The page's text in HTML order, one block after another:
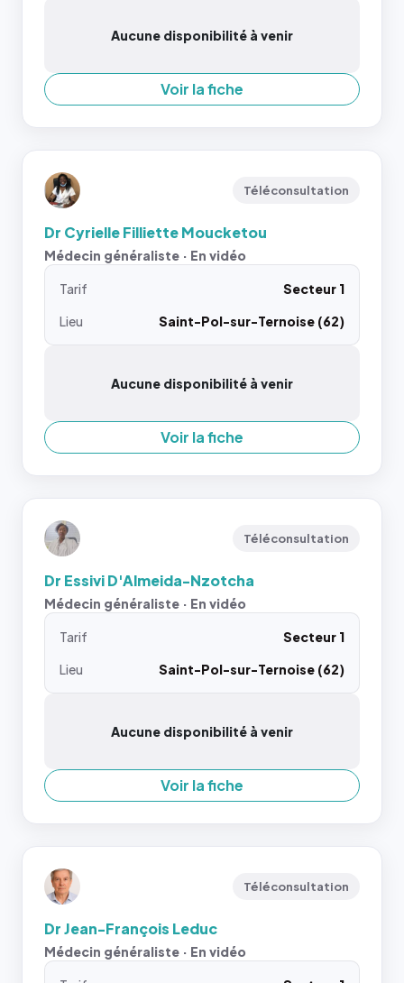
Aucune disponibilité à venir
Voir la fiche
Téléconsultation
Dr Cyrielle Filliette Moucketou
Médecin généraliste · En vidéo
Tarif
Secteur 1
Lieu
Saint-Pol-sur-Ternoise (62)
Aucune disponibilité à venir
Voir la fiche
Téléconsultation
Dr Essivi D'Almeida-Nzotcha
Médecin généraliste · En vidéo
Tarif
Secteur 1
Lieu
Saint-Pol-sur-Ternoise (62)
Aucune disponibilité à venir
Voir la fiche
Téléconsultation
Dr Jean-François Leduc
Médecin généraliste · En vidéo